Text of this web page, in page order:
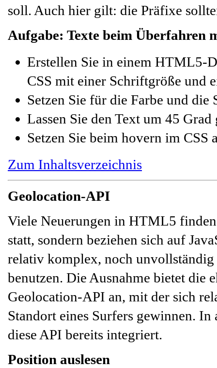
soll. Auch hier gilt: die Präfixe
Aufgabe: Texte beim Überfahren
Erstellen Sie in einem HTML5-
CSS mit einer Schriftgröße und
Setzen Sie für die Farbe und
Lassen Sie den Text um 45
Setzen Sie beim hovern im CSS
Zum Inhaltsverzeichnis
Geolocation-API
Viele Neuerungen in HTML5
statt, sondern beziehen sich auf
relativ komplex, noch
benutzen. Die Ausnahme bietet die
Geolocation-API an, mit der sich
Standort eines Surfers gewinnen.
diese API bereits integriert.
Position auslesen